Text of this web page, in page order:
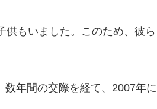
供もいました。このため、彼ら
年間の交際を経て、2007年に